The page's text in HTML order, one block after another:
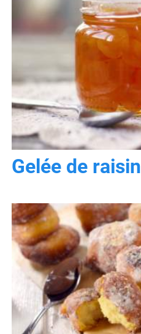
Gelée de raisin